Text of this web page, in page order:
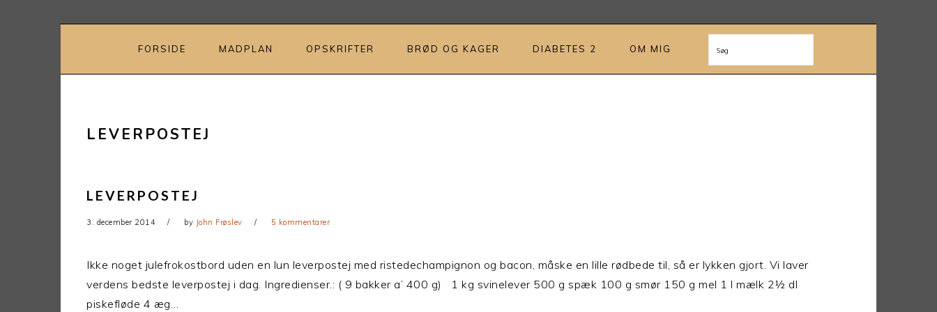
FORSIDE MADPLAN OPSKRIFTER BRØD OG KAGER DIABETES 2 OM MIG Søg
LEVERPOSTEJ
LEVERPOSTEJ
3. december 2014 by John Frøslev 5 kommentarer
Ikke noget julefrokostbord uden en lun leverpostej med ristedechampignon og bacon, måske en lille rødbede til, så er lykken gjort. Vi laver
verdens bedste leverpostej i dag. Ingredienser.: ( 9 bakker a’ 400 g) 1 kg svinelever 500 g spæk 100 g smør 150 g mel 1 l mælk 2½ dl
piskefløde 4 æg…